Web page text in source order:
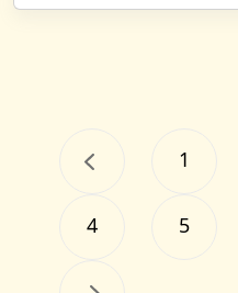
1
4 5